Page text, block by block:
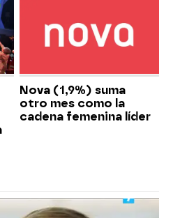
Nova (1,9%) suma
otro mes como la
cadena femenina líder